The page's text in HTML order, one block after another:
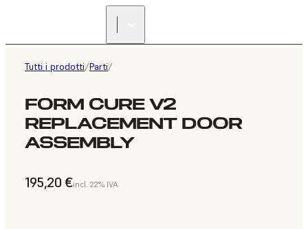
Tutti i prodotti/Parti/
FORM CURE V2
REPLACEMENT DOOR
ASSEMBLY
195,20 €incl. 22% IVA